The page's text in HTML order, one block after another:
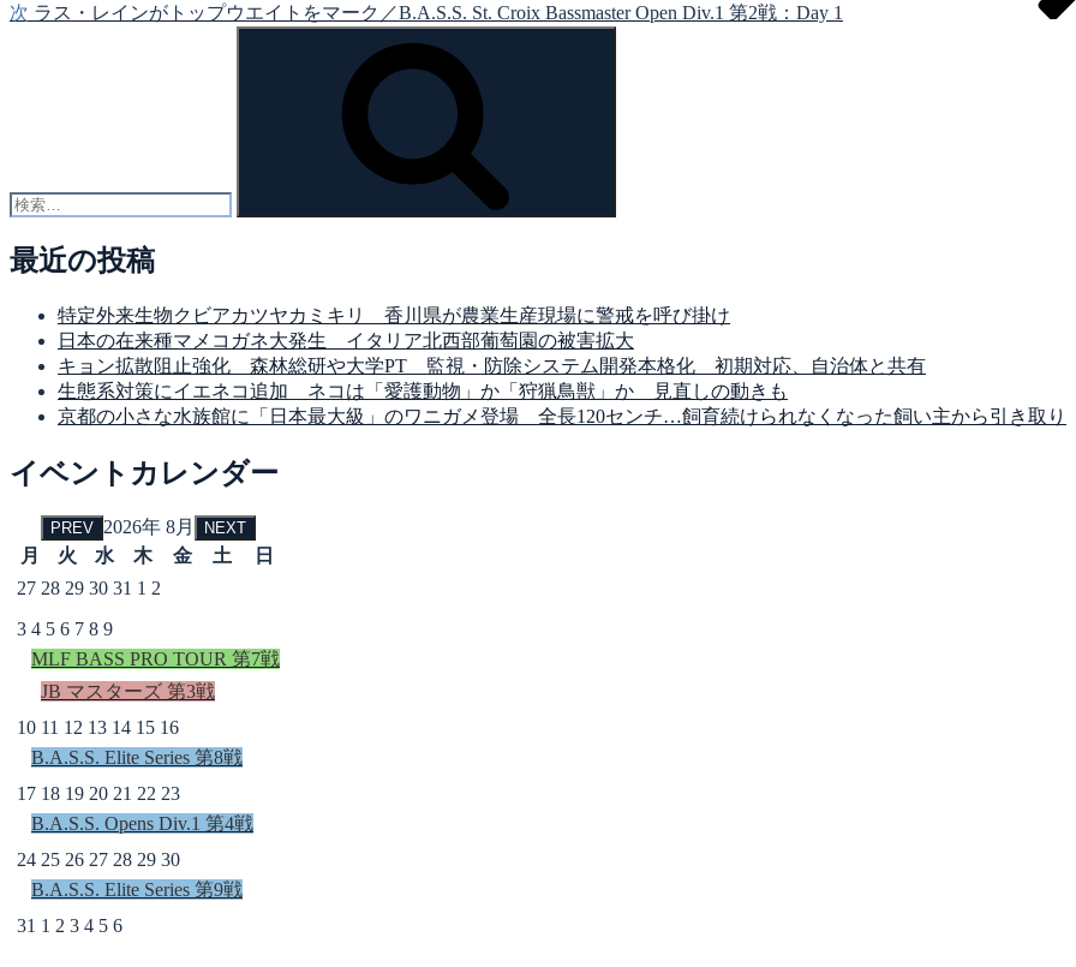
次 ラス・レインがトップウエイトをマーク／B.A.S.S. St. Croix Bassmaster Open Div.1 第2戦：Day 1
最近の投稿
特定外来生物クビアカツヤカミキリ 香川県が農業生産現場に警戒を呼び掛け
日本の在来種マメコガネ大発生 イタリア北西部葡萄園の被害拡大
キョン拡散阻止強化 森林総研や大学PT 監視・防除システム開発本格化 初期対応、自治体と共有
生態系対策にイエネコ追加 ネコは「愛護動物」か「狩猟鳥獣」か 見直しの動きも
京都の小さな水族館に「日本最大級」のワニガメ登場 全長120センチ…飼育続けられなくなった飼い主から引き取り
イベントカレンダー
PREV 2026年 8月 NEXT
月 火 水 木 金 土
日
27 28 29 30 31 1 2
3 4 5 6 7 8 9
MLF BASS PRO TOUR 第7戦
JB マスターズ 第3戦
10 11 12 13 14 15 16
B.A.S.S. Elite Series 第8戦
17 18 19 20 21 22 23
B.A.S.S. Opens Div.1 第4戦
24 25 26 27 28 29 30
B.A.S.S. Elite Series 第9戦
31 1 2 3 4 5 6